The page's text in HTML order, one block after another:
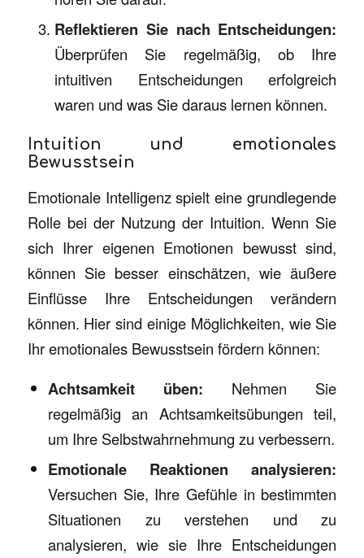
Reflektieren Sie nach Entscheidungen:
Überprüfen Sie regelmäßig, ob Ihre
intuitiven Entscheidungen erfolgreich
waren und was Sie daraus lernen können.
Intuition und emotionales
Bewusstsein
Emotionale Intelligenz spielt eine grundlegende
Rolle bei der Nutzung der Intuition. Wenn Sie
sich Ihrer eigenen Emotionen bewusst sind,
können Sie besser einschätzen, wie äußere
Einflüsse Ihre Entscheidungen verändern
können. Hier sind einige Möglichkeiten, wie Sie
Ihr emotionales Bewusstsein fördern können:
Achtsamkeit üben: Nehmen Sie
regelmäßig an Achtsamkeitsübungen teil,
um Ihre Selbstwahrnehmung zu verbessern.
Emotionale Reaktionen analysieren:
Versuchen Sie, Ihre Gefühle in bestimmten
Situationen zu verstehen und zu
analysieren, wie sie Ihre Entscheidungen